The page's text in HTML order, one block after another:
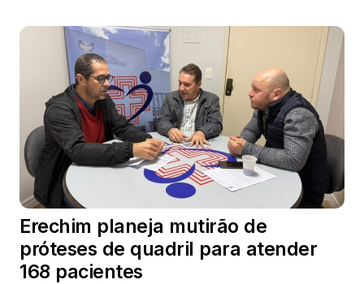
Erechim planeja mutirão de
próteses de quadril para atender
168 pacientes